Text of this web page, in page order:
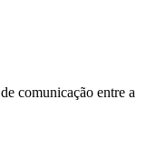
comunicação entre a